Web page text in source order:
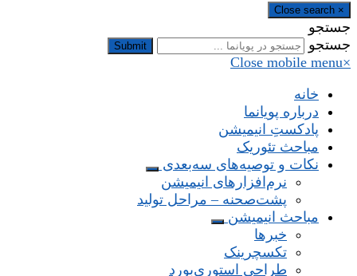
×
Close search
جستجو
جستجو
Submit
×
Close mobile menu
خانه
درباره پویانما
پادکستِ انیمیشن
مباحث تئوریک
نکات و توصیه‌های‌ سه‌بعدی
نرم‌افزارهای انیمیشن
پشت‌صحنه – مراحل تولید
مباحث انیمیشن
خبرها
تکسچرینک
طراحی استوری‌بورد